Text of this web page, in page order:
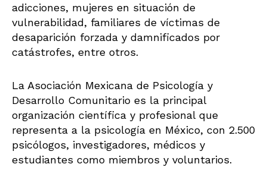
adicciones, mujeres en situación de
vulnerabilidad, familiares de víctimas de
desaparición forzada y damnificados por
catástrofes, entre otros.
La Asociación Mexicana de Psicología y
Desarrollo Comunitario es la principal
organización científica y profesional que
representa a la psicología en México, con 2.500
psicólogos, investigadores, médicos y
estudiantes como miembros y voluntarios.